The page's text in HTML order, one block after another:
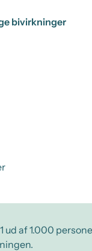
bivirkninger
ud af 1.000